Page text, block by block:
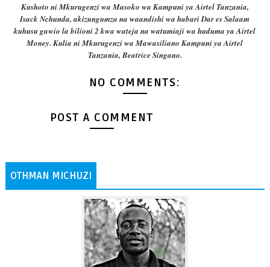
Kushoto ni Mkurugenzi wa Masoko wa Kampuni ya Airtel Tanzania,
Isack Nchunda, akizungumza na waandishi wa habari Dar es Salaam
kuhusu gawio la bilioni 2 kwa wateja na watumiaji wa huduma ya Airtel
Money. Kulia ni Mkurugenzi wa Mawasiliano Kampuni ya Airtel
Tanzania, Beatrice Singano.
NO COMMENTS:
POST A COMMENT
OTHMAN MICHUZI